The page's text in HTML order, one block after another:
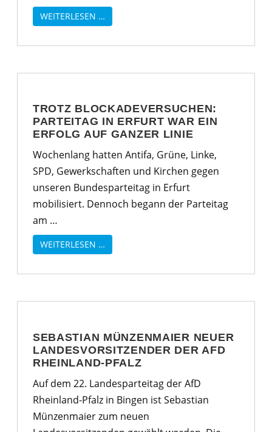
WEITERLESEN …
TROTZ BLOCKADEVERSUCHEN:
PARTEITAG IN ERFURT WAR EIN
ERFOLG AUF GANZER LINIE
Wochenlang hatten Antifa, Grüne, Linke,
SPD, Gewerkschaften und Kirchen gegen
unseren Bundesparteitag in Erfurt
mobilisiert. Dennoch begann der Parteitag
am …
WEITERLESEN …
SEBASTIAN MÜNZENMAIER NEUER
LANDESVORSITZENDER DER AFD
RHEINLAND-PFALZ
Auf dem 22. Landesparteitag der AfD
Rheinland-Pfalz in Bingen ist Sebastian
Münzenmaier zum neuen